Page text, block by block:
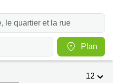
Plan
12